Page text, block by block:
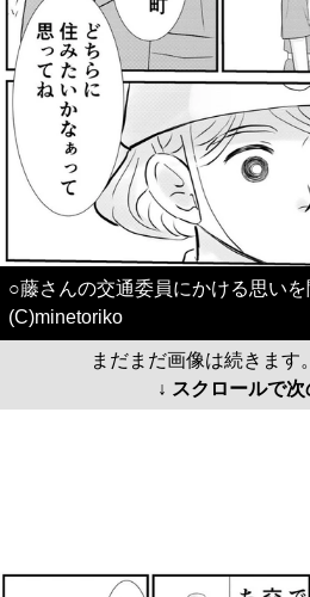
○藤さんの交通委員にかける思い
(C)minetoriko
まだまだ画像は続きます
↓ スクロールで次